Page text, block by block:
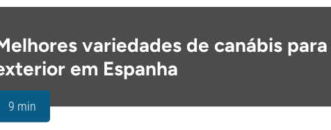
variedades de canábis
em Espanha
9 min